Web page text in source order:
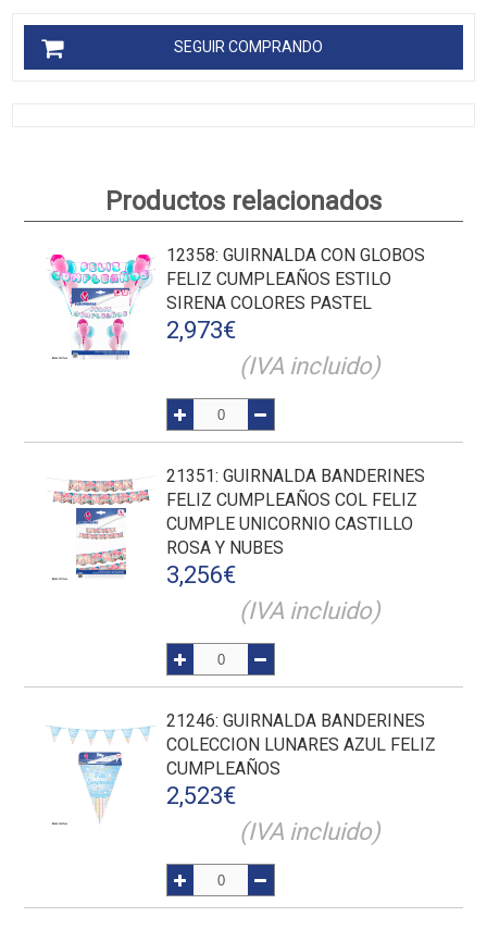
SEGUIR COMPRANDO
Productos relacionados
12358: GUIRNALDA CON GLOBOS
FELIZ CUMPLEAÑOS ESTILO
SIRENA COLORES PASTEL
2,973€
(IVA incluido)
21351: GUIRNALDA BANDERINES
FELIZ CUMPLEAÑOS COL FELIZ
CUMPLE UNICORNIO CASTILLO
ROSA Y NUBES
3,256€
(IVA incluido)
21246: GUIRNALDA BANDERINES
COLECCION LUNARES AZUL FELIZ
CUMPLEAÑOS
2,523€
(IVA incluido)